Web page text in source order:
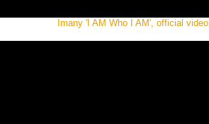
Imany 'I AM Who I AM', official video